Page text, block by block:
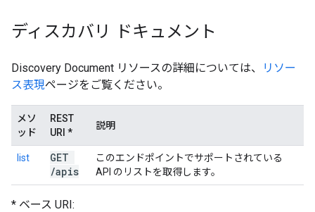
ディスカバリ ドキュメント
Discovery Document リソースの詳細については、
リソー
ス表現ページをご覧ください。
メソ
ッド
REST
URI *
説明
list
GET
/apis
このエンドポイントでサポートされている
API のリストを取得します。
* ベース URI: